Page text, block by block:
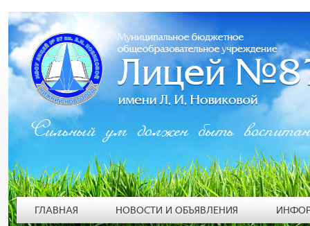
Сильный ум должен быть
ГЛАВНАЯ НОВОСТИ И ОБЪЯВЛЕНИЯ